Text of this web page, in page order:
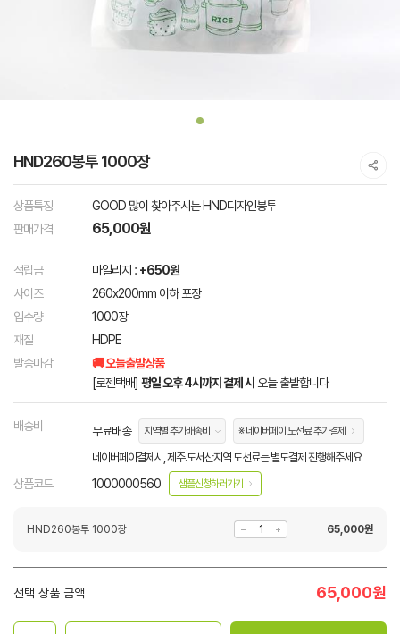
HND260봉투 1000장
상품특징
GOOD 많이 찾아주시는 HND디자인봉투
판매가격
65,000원
적립금 마일리지 : +650원
사이즈
260x200mm 이하 포장
입수량
1000장
재질
HDPE
발송마감
🚚 오늘출발상품
[로젠택배] 평일 오후 4시까지 결제 시 오늘 출발합니다
배송비 무료배송 지역별 추가배송비 ※ 네이버페이 도선료 추가결제
네이버페이결제시, 제주.도서산지역 도선료는 별도결제 진행해주세요
상품코드 1000000560 샘플신청하러가기
HND260봉투 1000장 65,000원
선택 상품 금액 65,000원